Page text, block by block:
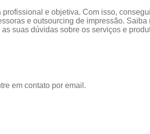
e objetiva. Com isso,
e outsourcing de impressão. Saiba
suas dúvidas sobre os serviços e
em contato por email.